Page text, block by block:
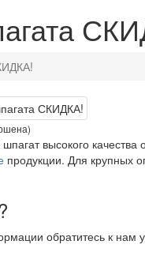
высокого
продукции. Для крупных
обратитесь к нам